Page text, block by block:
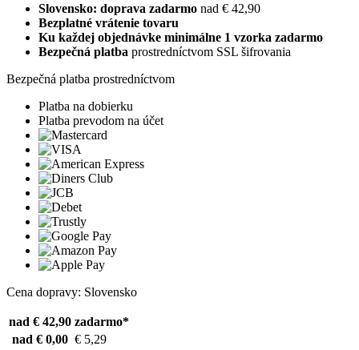
Slovensko: doprava zadarmo nad € 42,90
Bezplatné vrátenie tovaru
Ku každej objednávke minimálne 1 vzorka zadarmo
Bezpečná platba prostredníctvom SSL šifrovania
Bezpečná platba prostredníctvom
Platba na dobierku
Platba prevodom na účet
Cena dopravy: Slovensko
nad € 42,90 zadarmo*
nad € 0,00 € 5,29